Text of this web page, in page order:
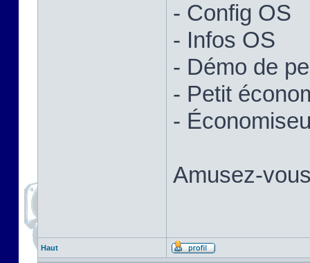
- Config OS
- Infos OS
- Démo de
- Petit
-
Amusez-
Haut